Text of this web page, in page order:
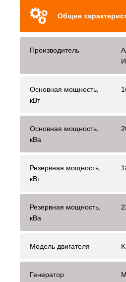
Общие
Производитель
Основная мощность,
кВт
Основная мощность,
кВа
Резервная мощность,
кВт
Резервная мощность,
кВа
Модель двигателя
Генератор